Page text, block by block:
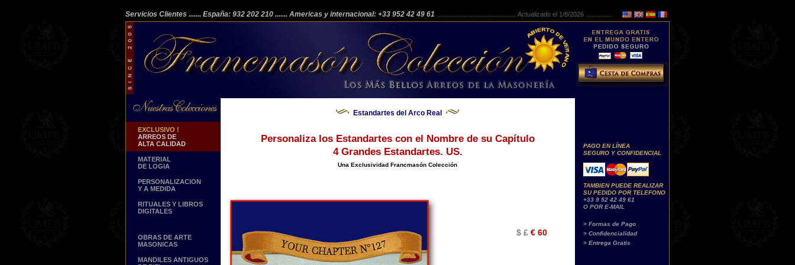
Servicios Clientes ....... España: 932 202 210 ....... Americas y internacional: +33 952 42 49 61 Actualizado el 1/8/2026 ...............
EXCLUSIVO !
ARREOS DE
ALTA CALIDAD
MATERIAL
DE LOGIA
PERSONALIZACION
Y A MEDIDA
RITUALES Y LIBROS
DIGITALES
OBRAS DE ARTE
MASONICAS
MANDILES ANTIGUOS
Estandartes del Arco Real
Personaliza los Estandartes con el Nombre de su Capítulo
4 Grandes Estandartes. US.
Una Exclusividad Francmasón Colección
$ £ € 60
PAGO EN LÍNEA
SEGURO Y CONFIDENCIAL
TAMBIEN PUEDE REALIZAR
SU PEDIDO POR TELEFONO
+33 9 52 42 49 61
O POR E-MAIL
> Formas de Pago
> Confidencialidad
> Entrega Gratis